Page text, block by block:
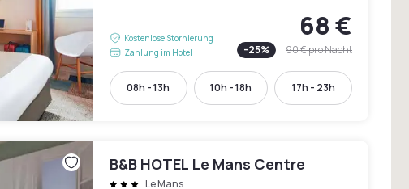
Kostenlose Stornierung
Zahlung im Hotel
68 €
-25% 90 €pro Nacht
08h - 13h 10h - 18h 17h - 23h
B&B HOTEL Le Mans Centre
Le Mans